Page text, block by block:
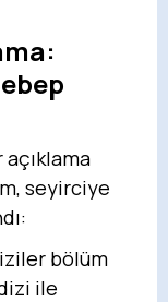
seyirciye
bölüm
ile